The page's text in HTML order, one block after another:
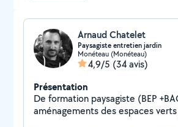
Arnaud Chatelet
Paysagiste entretien jardin
Monéteau (Monéteau)
4,9/5 (34 avis)
Présentation
De formation paysagiste (BEP
aménagements des espaces